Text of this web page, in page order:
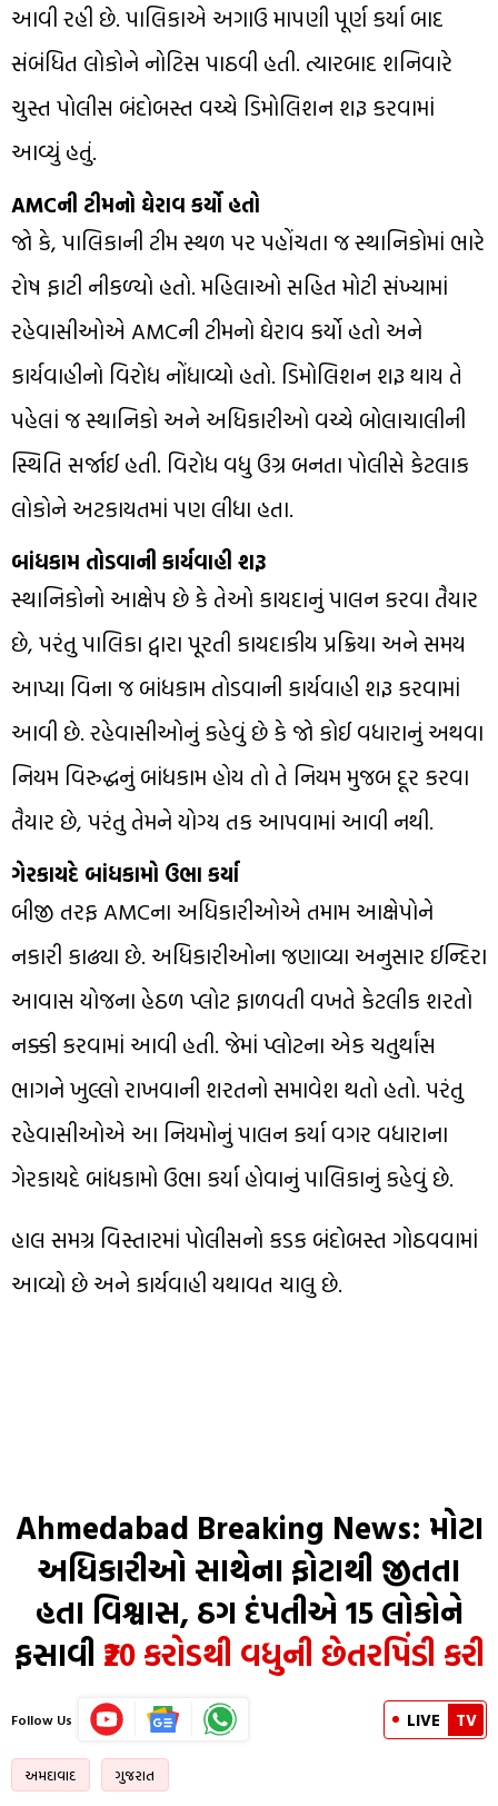
આવી રહી છે. પાલિકાએ અગાઉ માપણી પૂર્ણ કર્યા બાદ
સંબંધિત લોકોને નોટિસ પાઠવી હતી. ત્યારબાદ શનિવારે
ચુસ્ત પોલીસ બંદોબસ્ત વચ્ચે ડિમોલિશન શરૂ કરવામાં
આવ્યું હતું.
AMCની ટીમનો ઘેરાવ કર્યો હતો
જો કે, પાલિકાની ટીમ સ્થળ પર પહોંચતા જ સ્થાનિકોમાં ભારે
રોષ ફાટી નીકળ્યો હતો. મહિલાઓ સહિત મોટી સંખ્યામાં
રહેવાસીઓએ AMCની ટીમનો ઘેરાવ કર્યો હતો અને
કાર્યવાહીનો વિરોધ નોંધાવ્યો હતો. ડિમોલિશન શરૂ થાય તે
પહેલાં જ સ્થાનિકો અને અધિકારીઓ વચ્ચે બોલાચાલીની
સ્થિતિ સર્જાઈ હતી. વિરોધ વધુ ઉગ્ર બનતા પોલીસે કેટલાક
લોકોને અટકાયતમાં પણ લીધા હતા.
બાંધકામ તોડવાની કાર્યવાહી શરૂ
સ્થાનિકોનો આક્ષેપ છે કે તેઓ કાયદાનું પાલન કરવા તૈયાર
છે, પરંતુ પાલિકા દ્વારા પૂરતી કાયદાકીય પ્રક્રિયા અને સમય
આપ્યા વિના જ બાંધકામ તોડવાની કાર્યવાહી શરૂ કરવામાં
આવી છે. રહેવાસીઓનું કહેવું છે કે જો કોઈ વધારાનું અથવા
નિયમ વિરુદ્ધનું બાંધકામ હોય તો તે નિયમ મુજબ દૂર કરવા
તૈયાર છે, પરંતુ તેમને યોગ્ય તક આપવામાં આવી નથી.
ગેરકાયદે બાંધકામો ઉભા કર્યા
બીજી તરફ AMCના અધિકારીઓએ તમામ આક્ષેપોને
નકારી કાઢ્યા છે. અધિકારીઓના જણાવ્યા અનુસાર ઈન્દિરા
આવાસ યોજના હેઠળ પ્લોટ ફાળવતી વખતે કેટલીક શરતો
નક્કી કરવામાં આવી હતી. જેમાં પ્લોટના એક ચતુર્થાંસ
ભાગને ખુલ્લો રાખવાની શરતનો સમાવેશ થતો હતો. પરંતુ
રહેવાસીઓએ આ નિયમોનું પાલન કર્યા વગર વધારાના
ગેરકાયદે બાંધકામો ઉભા કર્યા હોવાનું પાલિકાનું કહેવું છે.
હાલ સમગ્ર વિસ્તારમાં પોલીસનો કડક બંદોબસ્ત ગોઠવવામાં
આવ્યો છે અને કાર્યવાહી યથાવત ચાલુ છે.
Ahmedabad Breaking News: મોટા
અધિકારીઓ સાથેના ફોટાથી જીતતા
હતા વિશ્વાસ, ઠગ દંપતીએ 15 લોકોને
ફસાવી ₹20 કરોડથી વધુની છેતરપિંડી કરી
Follow Us LIVE TV
અમદાવાદ ગુજરાત